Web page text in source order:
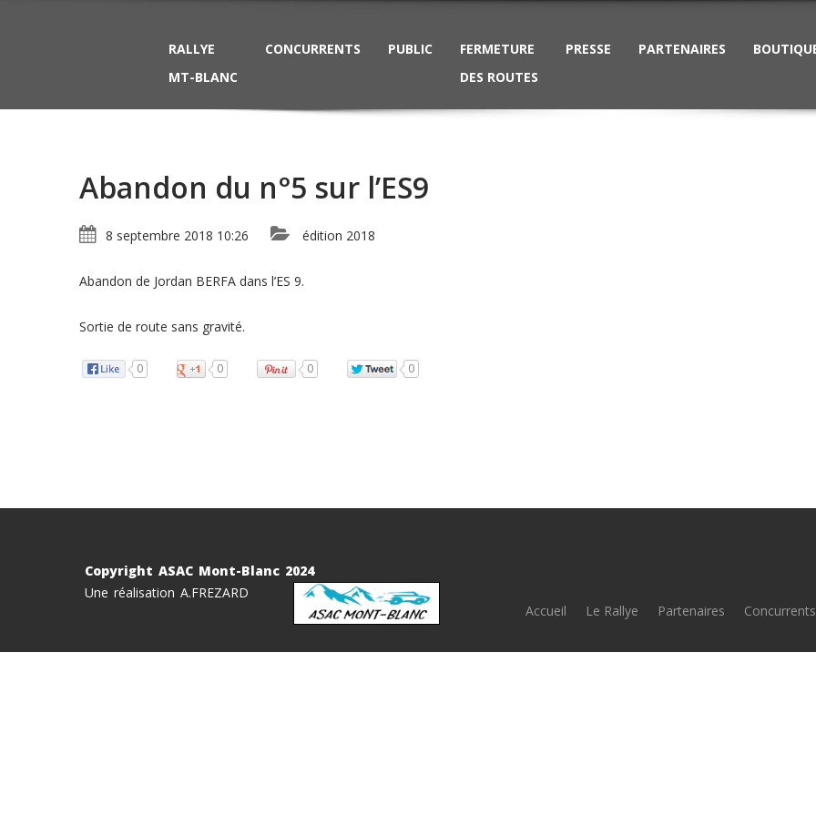
RALLYE
MT-BLANC
CONCURRENTS PUBLIC
FERMETURE
DES ROUTES
PRESSE PARTENAIRES
Abandon du n°5 sur l’ES9
8 septembre 2018 10:26 édition 2018
Abandon de Jordan BERFA dans l’ES 9.
Sortie de route sans gravité.
0 0 0 0
Copyright ASAC Mont-Blanc 2024
Une réalisation A.FREZARD
Accueil
Le Rallye Partenaires Concurrents